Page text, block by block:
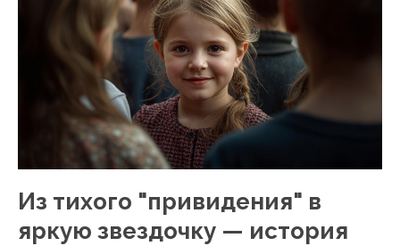
Из тихого "привидения" в
яркую звездочку — история